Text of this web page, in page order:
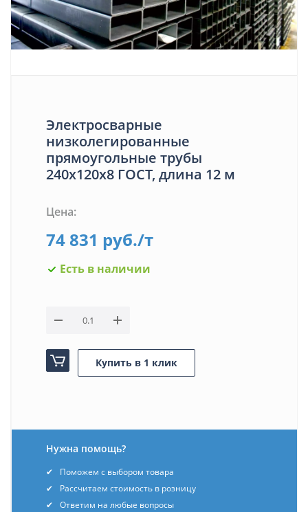
Электросварные
низколегированные
прямоугольные трубы
240х120х8 ГОСТ, длина 12 м
Цена:
74 831 руб./т
Есть в наличии
Купить в 1 клик
Нужна помощь?
Поможем с выбором товара
Рассчитаем стоимость в розницу
Ответим на любые вопросы